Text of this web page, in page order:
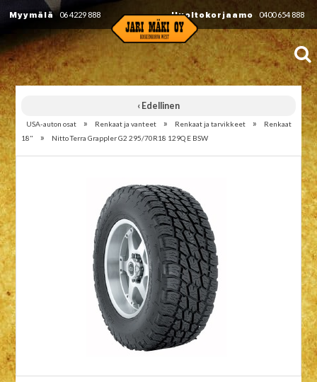
Myymälä 06 4229 888 Huoltokorjaamo 0400 654 888
‹ Edellinen
USA-auton osat » Renkaat ja vanteet » Renkaat ja tarvikkeet »
Renkaat
18"
» Nitto Terra Grappler G2 295/70R18 129Q E BSW